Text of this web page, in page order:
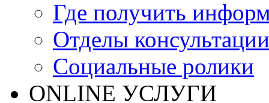
Где получить
Отделы консультации
Социальные ролики
ONLINE УСЛУГИ